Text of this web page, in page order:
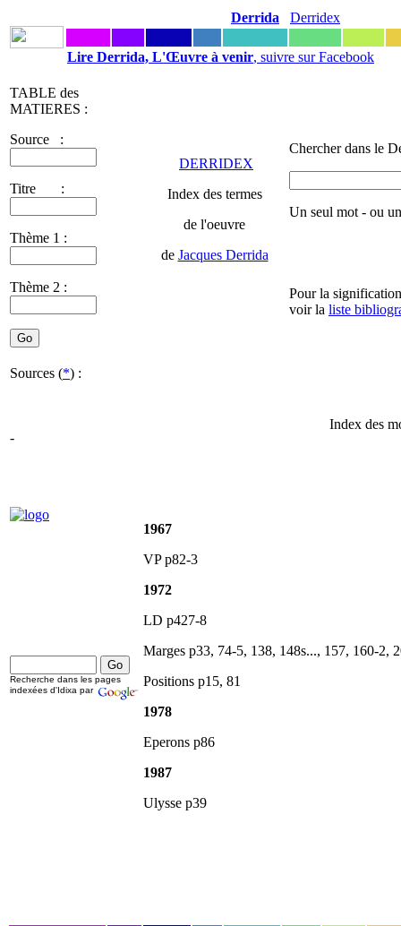
Derrida Derridex
Lire Derrida, L'Œuvre à venir, suivre sur Facebook
TABLE des
MATIERES :
Source :
Titre :
Thème 1 :
Thème 2 :
DERRIDEX
Index des termes
de l'oeuvre
de Jacques Derrida
Chercher dans le
Un seul mot - ou
Pour la
voir la liste
Sources (*) :
-
Index des
1967
VP p82-3
1972
LD p427-8
Marges p33, 74-5, 138, 148s..., 157, 160-2,
Positions p15, 81
1978
Eperons p86
1987
Ulysse p39
Recherche dans les pages
indexées d'Idixa par